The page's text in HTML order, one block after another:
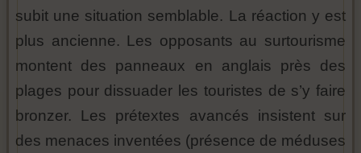
subit une situation semblable. La réaction y est
plus ancienne. Les opposants au surtourisme
montent des panneaux en anglais près des
plages pour dissuader les touristes de s’y faire
bronzer. Les prétextes avancés insistent sur
des menaces inventées (présence de méduses